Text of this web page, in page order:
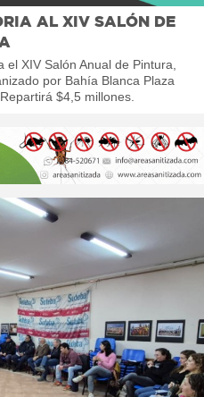
AL XIV SALÓN DE
el XIV Salón Anual de Pintura,
por Bahía Blanca Plaza
$4,5 millones.